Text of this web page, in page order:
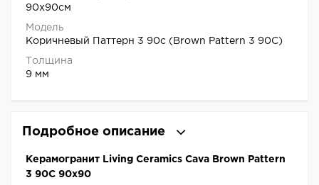
90x90см
Модель
Коричневый Паттерн 3 90c (Brown Pattern 3 90C)
Толщина
9 мм
Подробное описание
Керамогранит Living Ceramics Cava Brown Pattern
3 90C 90x90